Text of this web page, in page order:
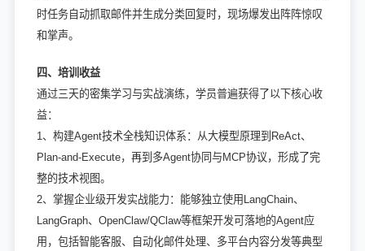
时任务自动抓取邮件并生成分类回复时，现场爆发出阵阵惊叹
和掌声。
四、培训收益
通过三天的密集学习与实战演练，学员普遍获得了以下核心收
益：
1、构建Agent技术全栈知识体系：从大模型原理到ReAct、
Plan-and-Execute，再到多Agent协同与MCP协议，形成了完
整的技术视图。
2、掌握企业级开发实战能力：能够独立使用LangChain、
LangGraph、OpenClaw/QClaw等框架开发可落地的Agent应
用，包括智能客服、自动化邮件处理、多平台内容分发等典型